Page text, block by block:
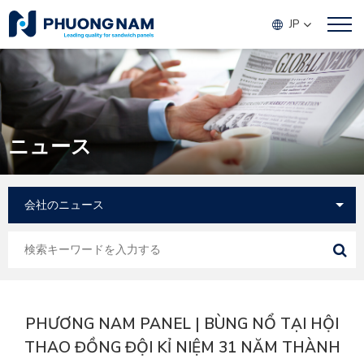
JP
ニュース
PHƯƠNG NAM PANEL | BÙNG NỔ TẠI HỘI
THAO ĐỒNG ĐỘI KỈ NIỆM 31 NĂM THÀNH